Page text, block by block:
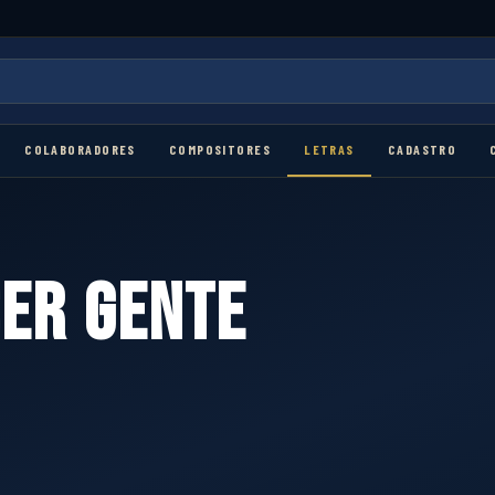
COLABORADORES COMPOSITORES LETRAS CADASTRO
GENTE